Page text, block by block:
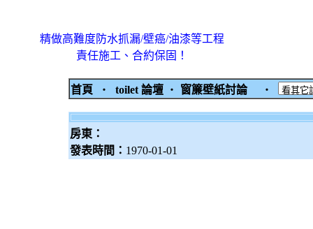
精做高難度防水抓漏/壁癌/油漆等工程
責任施工、合約保固！
首頁 ‧ toilet 論壇 ‧ 窗簾壁紙討論 ‧
房東：
發表時間： 1970-01-01